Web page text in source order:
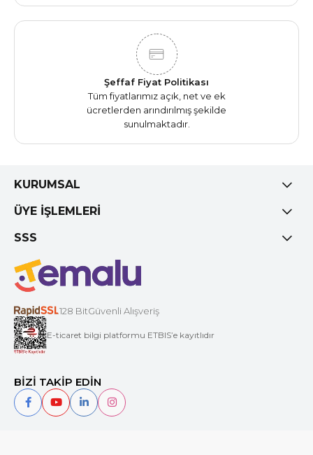
Şeffaf Fiyat Politikası
Tüm fiyatlarımız açık, net ve ek
ücretlerden arındırılmış şekilde
sunulmaktadır.
KURUMSAL
ÜYE İŞLEMLERİ
SSS
128 BitGüvenli Alışveriş
E-ticaret bilgi platformu ETBIS’e kayıtlıdır
BİZİ TAKİP EDİN